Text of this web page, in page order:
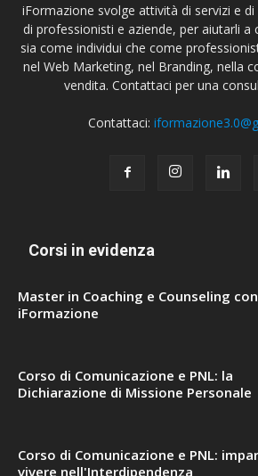
iFormazione svolge attività di servizi e
di professionisti e aziende, per aiutarli a
sia come individui che come
nel Web Marketing, nel Branding, nella
vendita. Contattaci per una
Contattaci:
Corsi in evidenza
Master in Coaching e Counseling con
iFormazione
Corso di Comunicazione e PNL: la
Dichiarazione di Missione Personale
Corso di Comunicazione e PNL:
vivere nell'Interdipendenza